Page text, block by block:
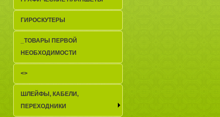
ГИРОСКУТЕРЫ
_TОВАРЫ ПЕРВОЙ
НЕОБХОДИМОСТИ
<>
ШЛЕЙФЫ, КАБЕЛИ,
ПЕРЕХОДНИКИ